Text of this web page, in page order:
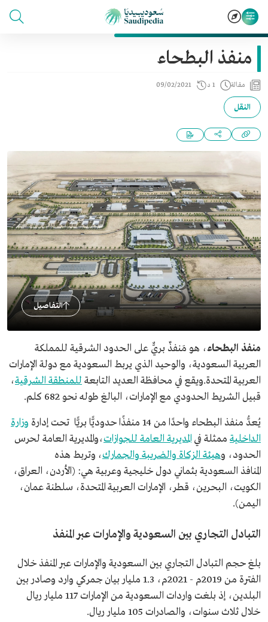
منفذ البطحاء
مقالة 1 د 09/02/2021
النقل
التفاصيل
منفذ البطحاء، هو مَنفذٌ بريٌّ على الحدود الشرقية للمملكة
العربية السعودية، والوحيد الذي يربط السعودية مع دولة الإمارات
العربية المتحدة.ويقع في محافظة العديد التابعة للمنطقة الشرقية،
قبيل الشريط الحدودي مع الإمارات، البالغ طوله نحو 682 كلم.
يُعدُّ منفذ البطحاء واحدًا من 14 منفذًا حدوديًّا بريًّا تحت إدارة
وزارة
الداخلية ممثلة في المديرية العامة للجوازات،والمديرية العامة لحرس
الحدود، وهيئة الزكاة والضريبة والجمارك، وتربط هذه
المنافذ السعودية بثماني دول خليجية وعربية هي: (الأردن، العراق،
الكويت، البحرين، قطر، الإمارات العربية المتحدة، سلطنة عمان،
اليمن).
التبادل التجاري بين السعودية والإمارات عبر المنفذ
بلغ حجم التبادل التجاري بين السعودية والإمارات عبر المنفذ خلال
الفترة من 2019م - 2021م، 1.3 مليار بيان جمركي وارد وصادر بين
البلدين، إذ بلغت واردات السعودية من الإمارات 117 مليار ريال
خلال ثلاث سنوات، والصادرات 105 مليار ريال.